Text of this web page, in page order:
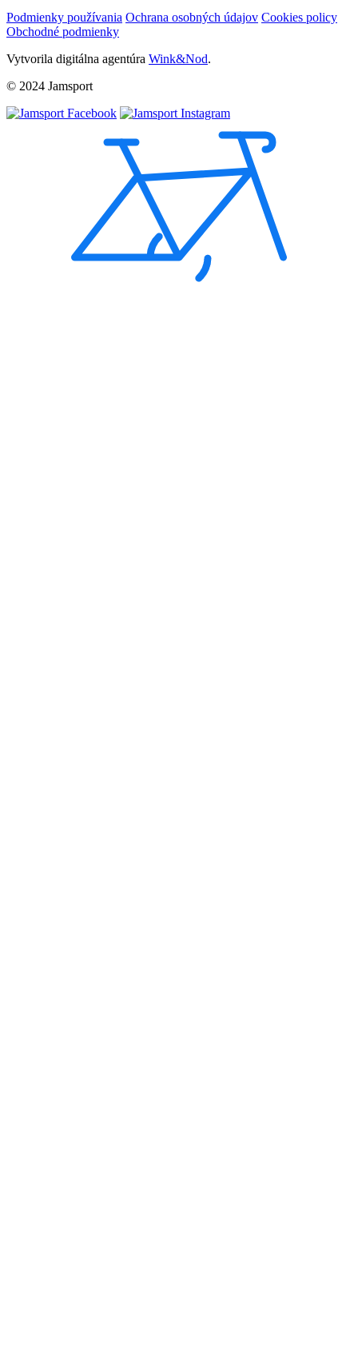
Podmienky používania Ochrana osobných údajov Cookies policy
Obchodné podmienky
Vytvorila digitálna agentúra Wink&Nod.
© 2024 Jamsport